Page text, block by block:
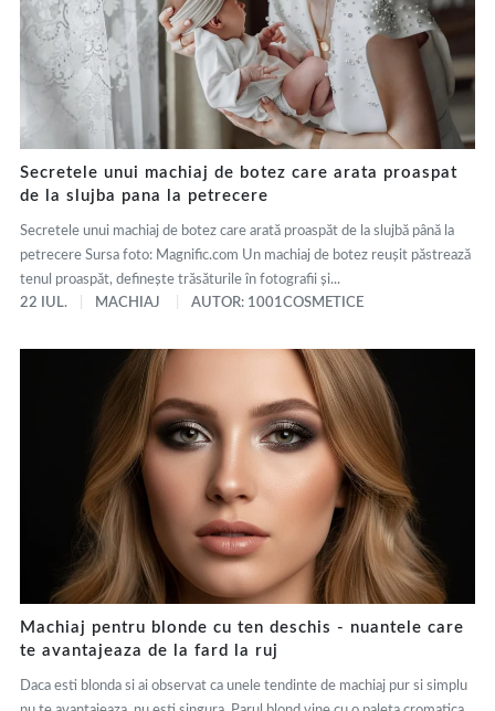
Secretele unui machiaj de botez care arata proaspat
de la slujba pana la petrecere
Secretele unui machiaj de botez care arată proaspăt de la slujbă până la
petrecere Sursa foto: Magnific.com Un machiaj de botez reușit păstrează
tenul proaspăt, definește trăsăturile în fotografii și...
22 IUL.
MACHIAJ AUTOR: 1001COSMETICE
Machiaj pentru blonde cu ten deschis - nuantele care
te avantajeaza de la fard la ruj
Daca esti blonda si ai observat ca unele tendinte de machiaj pur si simplu